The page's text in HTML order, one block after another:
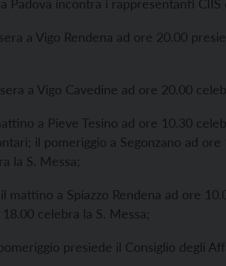
a Padova incontra i rappresentanti CIIS
a Vigo Rendena ad ore 20.00
a Vigo Cavedine ad ore 20.00
a Pieve Tesino ad ore 10.30
il pomeriggio a Segonzano ad
la S. Messa;
il mattino a Spiazzo Rendena ad ore
celebra la S. Messa;
presiede il Consiglio degli